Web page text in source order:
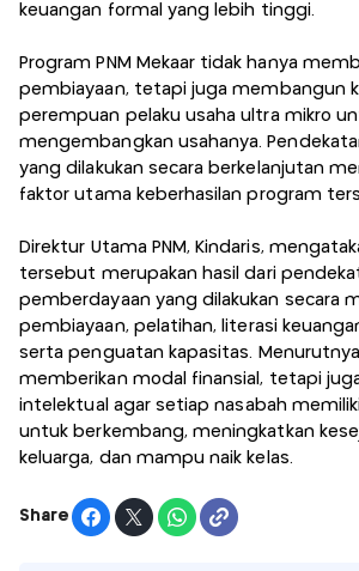
keuangan formal yang lebih tinggi.
Program PNM Mekaar tidak hanya
pembiayaan, tetapi juga membangun
perempuan pelaku usaha ultra mikro
mengembangkan usahanya.
yang dilakukan secara berkelanjutan
faktor utama keberhasilan program
Direktur Utama PNM, Kindaris,
tersebut merupakan hasil dari
pemberdayaan yang dilakukan secara
pembiayaan, pelatihan, literasi
serta penguatan kapasitas.
memberikan modal finansial, tetapi
intelektual agar setiap nasabah
untuk berkembang, meningkatkan
keluarga, dan mampu naik kelas.
Share